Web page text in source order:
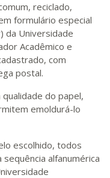
reciclado,
formulário especial
da Universidade
Acadêmico e
com
postal.
do papel,
emoldurá-lo
escolhido, todos
alfanumérica